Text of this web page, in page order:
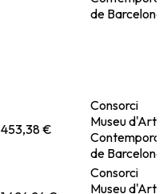
de Barcelona
453,38 €
Consorci
Museu d'Art
de Barcelona
Consorci
Museu d'Art